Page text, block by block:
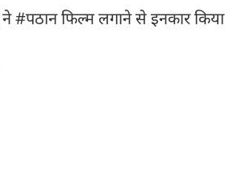
#पठान फिल्म लगाने से इनकार किया